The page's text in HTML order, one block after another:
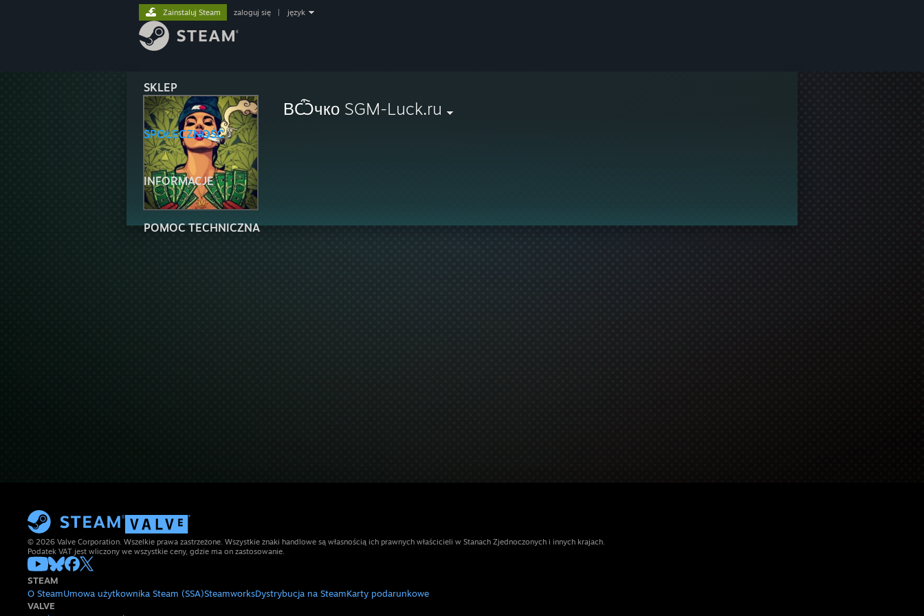
SKLEP
SPOŁECZNOŚĆ
INFORMACJE
POMOC TECHNICZNA
Zainstaluj Steam zaloguj się język
ВѼчко SGM-Luck.ru
© 2026 Valve Corporation. Wszelkie prawa zastrzeżone. Wszystkie znaki handlowe są własnością ich prawnych właścicieli w Stanach Zjednoczonych i innych krajach.
Podatek VAT jest wliczony we wszystkie ceny, gdzie ma on zastosowanie.
STEAM
O SteamUmowa użytkownika Steam (SSA)SteamworksDystrybucja na SteamKarty podarunkowe
VALVE